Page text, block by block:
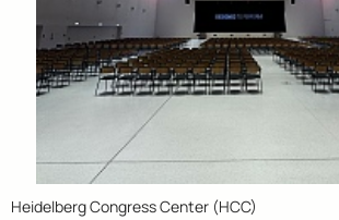
Heidelberg Congress Center (HCC)